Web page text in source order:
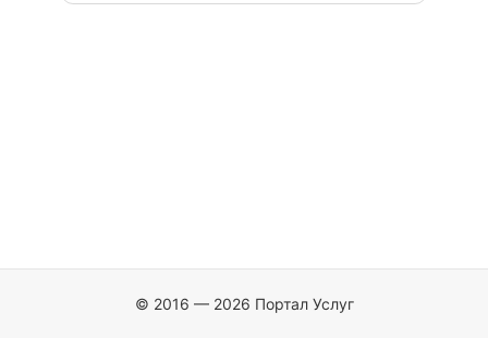
© 2016 — 2026 Портал Услуг